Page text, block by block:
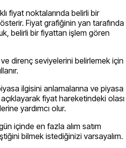
fiyat noktalarında belirli bir
Fiyat grafiğinin yan tarafında
belirli bir fiyattan işlem gören
direnç seviyelerini belirlemek için
ilgisini anlamalarına ve piyasa
fiyat hareketindeki olası
yardımcı olur.
içinde en fazla alım satım
bilmek istediğinizi varsayalım.